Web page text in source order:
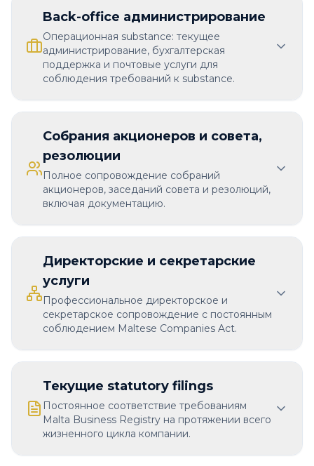
Back-office администрирование
Операционная substance: текущее
администрирование, бухгалтерская
поддержка и почтовые услуги для
соблюдения требований к substance.
Собрания акционеров и совета,
резолюции
Полное сопровождение собраний
акционеров, заседаний совета и резолюций,
включая документацию.
Директорские и секретарские
услуги
Профессиональное директорское и
секретарское сопровождение с постоянным
соблюдением Maltese Companies Act.
Текущие statutory filings
Постоянное соответствие требованиям
Malta Business Registry на протяжении всего
жизненного цикла компании.